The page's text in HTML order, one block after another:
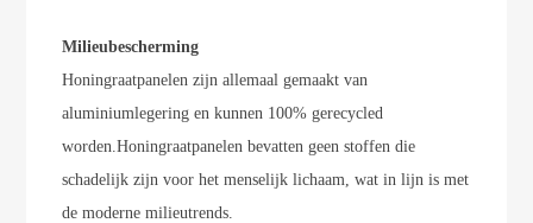
Milieubescherming
Honingraatpanelen zijn allemaal gemaakt van
aluminiumlegering en kunnen 100% gerecycled
worden.Honingraatpanelen bevatten geen stoffen die
schadelijk zijn voor het menselijk lichaam, wat in lijn is met
de moderne milieutrends.